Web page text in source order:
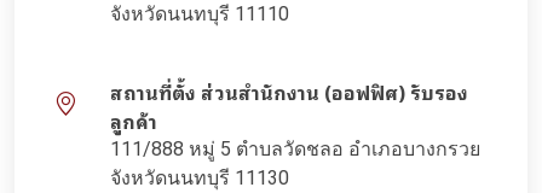
จังหวัดนนทบุรี 11110
สถานที่ตั้ง ส่วนสำนักงาน (ออฟฟิศ) รับรอง
ลูกค้า
111/888 หมู่ 5 ตำบลวัดชลอ อำเภอบางกรวย
จังหวัดนนทบุรี 11130